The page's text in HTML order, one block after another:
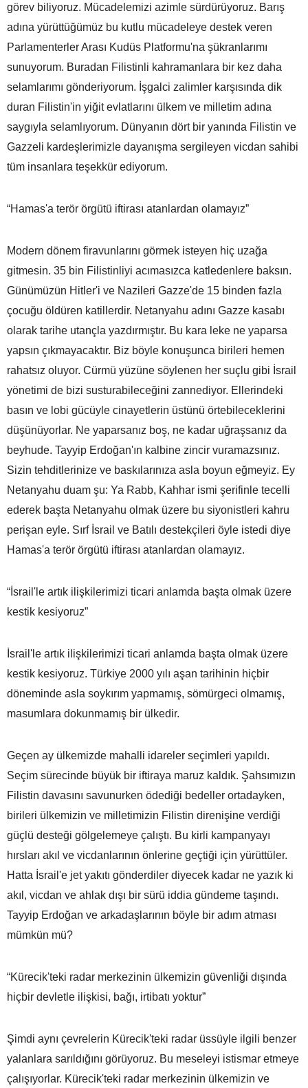
görev biliyoruz. Mücadelemizi azimle sürdürüyoruz. Barış
adına yürüttüğümüz bu kutlu mücadeleye destek veren
Parlamenterler Arası Kudüs Platformu'na şükranlarımı
sunuyorum. Buradan Filistinli kahramanlara bir kez daha
selamlarımı gönderiyorum. İşgalci zalimler karşısında dik
duran Filistin'in yiğit evlatlarını ülkem ve milletim adına
saygıyla selamlıyorum. Dünyanın dört bir yanında Filistin ve
Gazzeli kardeşlerimizle dayanışma sergileyen vicdan sahibi
tüm insanlara teşekkür ediyorum.
“Hamas'a terör örgütü iftirası atanlardan olamayız”
Modern dönem firavunlarını görmek isteyen hiç uzağa
gitmesin. 35 bin Filistinliyi acımasızca katledenlere baksın.
Günümüzün Hitler'i ve Nazileri Gazze'de 15 binden fazla
çocuğu öldüren katillerdir. Netanyahu adını Gazze kasabı
olarak tarihe utançla yazdırmıştır. Bu kara leke ne yaparsa
yapsın çıkmayacaktır. Biz böyle konuşunca birileri hemen
rahatsız oluyor. Cürmü yüzüne söylenen her suçlu gibi İsrail
yönetimi de bizi susturabileceğini zannediyor. Ellerindeki
basın ve lobi gücüyle cinayetlerin üstünü örtebileceklerini
düşünüyorlar. Ne yaparsanız boş, ne kadar uğraşsanız da
beyhude. Tayyip Erdoğan'ın kalbine zincir vuramazsınız.
Sizin tehditlerinize ve baskılarınıza asla boyun eğmeyiz. Ey
Netanyahu duam şu: Ya Rabb, Kahhar ismi şerifinle tecelli
ederek başta Netanyahu olmak üzere bu siyonistleri kahru
perişan eyle. Sırf İsrail ve Batılı destekçileri öyle istedi diye
Hamas'a terör örgütü iftirası atanlardan olamayız.
“İsrail'le artık ilişkilerimizi ticari anlamda başta olmak üzere
kestik kesiyoruz”
İsrail'le artık ilişkilerimizi ticari anlamda başta olmak üzere
kestik kesiyoruz. Türkiye 2000 yılı aşan tarihinin hiçbir
döneminde asla soykırım yapmamış, sömürgeci olmamış,
masumlara dokunmamış bir ülkedir.
Geçen ay ülkemizde mahalli idareler seçimleri yapıldı.
Seçim sürecinde büyük bir iftiraya maruz kaldık. Şahsımızın
Filistin davasını savunurken ödediği bedeller ortadayken,
birileri ülkemizin ve milletimizin Filistin direnişine verdiği
güçlü desteği gölgelemeye çalıştı. Bu kirli kampanyayı
hırsları akıl ve vicdanlarının önlerine geçtiği için yürüttüler.
Hatta İsrail'e jet yakıtı gönderdiler diyecek kadar ne yazık ki
akıl, vicdan ve ahlak dışı bir sürü iddia gündeme taşındı.
Tayyip Erdoğan ve arkadaşlarının böyle bir adım atması
mümkün mü?
“Kürecik'teki radar merkezinin ülkemizin güvenliği dışında
hiçbir devletle ilişkisi, bağı, irtibatı yoktur”
Şimdi aynı çevrelerin Kürecik'teki radar üssüyle ilgili benzer
yalanlara sarıldığını görüyoruz. Bu meseleyi istismar etmeye
çalışıyorlar. Kürecik'teki radar merkezinin ülkemizin ve